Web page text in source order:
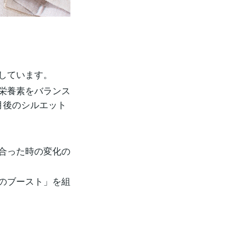
います。
養素をバランス
のシルエット
った時の変化の
ブースト」を組